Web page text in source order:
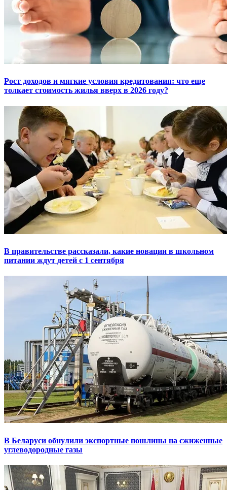
Рост доходов и мягкие условия кредитования: что еще
толкает стоимость жилья вверх в 2026 году?
В правительстве рассказали, какие новации в школьном
питании ждут детей с 1 сентября
В Беларуси обнулили экспортные пошлины на сжиженные
углеводородные газы